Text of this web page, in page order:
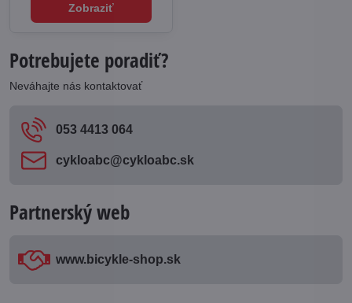
Zobraziť
Potrebujete poradiť?
Neváhajte nás kontaktovať
053 4413 064
cykloabc​@cykloabc​.sk
Partnerský web
www​.bicykle-shop​.sk